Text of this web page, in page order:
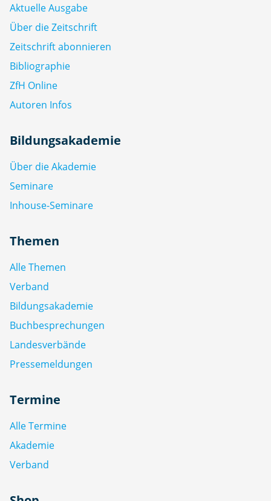
Aktuelle Ausgabe
Über die Zeitschrift
Zeitschrift abonnieren
Bibliographie
ZfH Online
Autoren Infos
Bildungsakademie
Über die Akademie
Seminare
Inhouse-Seminare
Themen
Alle Themen
Verband
Bildungsakademie
Buchbesprechungen
Landesverbände
Pressemeldungen
Termine
Alle Termine
Akademie
Verband